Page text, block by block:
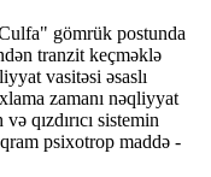
gömrük postunda
tranzit keçməklə
vasitəsi əsaslı
zamanı nəqliyyat
qızdırıcı sistemin
psixotrop maddə -